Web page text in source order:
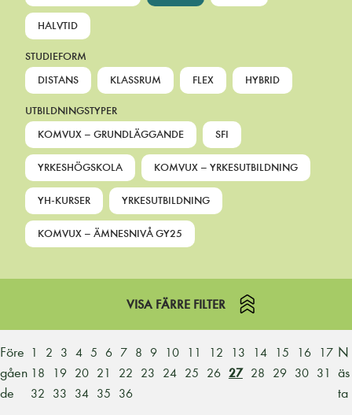
HALVTID
STUDIEFORM
DISTANS
KLASSRUM FLEX HYBRID
UTBILDNINGSTYPER
KOMVUX – GRUNDLÄGGANDE
SFI
YRKESHÖGSKOLA KOMVUX – YRKESUTBILDNING
YH-KURSER YRKESUTBILDNING
KOMVUX – ÄMNESNIVÅ GY25
VISA FÄRRE FILTER
Före
gåen
de
1 2 3 4 5 6 7 8 9 10 11 12 13 14 15 16
17
18
19 20 21 22 23 24 25 26 27 28 29 30 31
32
33 34 35 36
N
äs
ta